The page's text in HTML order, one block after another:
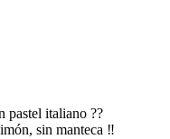
pastel italiano ??
sin manteca ‼️